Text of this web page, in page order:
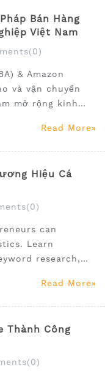
Bán Hàng
Việt Nam
& Amazon
và vận chuyển
mở rộng kinh
từ khóa, tối ưu
Read More
Hiệu Cá
can
Learn
research,
Read More
Thành Công